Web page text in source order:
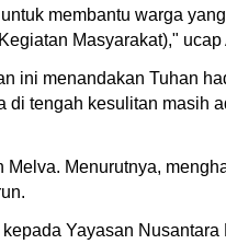
membantu warga
Masyarakat)," ucap
ini menandakan Tuhan
di tengah kesulitan masih
Menurutnya,
Yayasan